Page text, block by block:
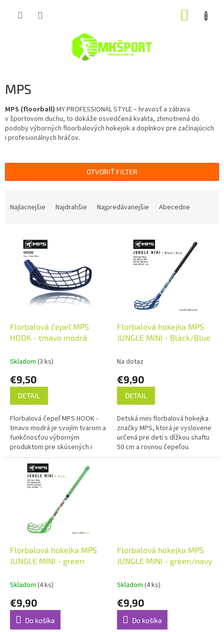
MPS
MPS (floorball) MY PROFESSIONAL STYLE – hravosť a zábava
v športovom duchu, to dokáže osvedčená kvalita, zhmotnená do
podoby výborných floorbalových hokejok a doplnkov pre začínajúcich
i profesionálnych hráčov.
OTVORIŤ FILTER
Najlacnejšie Najdrahšie Najpredávanejšie Abecedne
Florbalová čepeľ MPS
HOOK - tmavo modrá
Skladom (3 ks)
€9,50
DETAIL
Florbalová čepeľ MPS HOOK -
tmavo modrá je svojím tvarom a
funkčnosťou výborným
produktom pre skúsených i
začínajúcich hráčov florbalu.
Florbalová hokejka MPS
JUNGLE MINI - Black/Blue
Na dotaz
€9,90
DETAIL
Detská mini florbalová hokejka
značky MPS, ktorá je vyslovene
určená pre deti s dĺžkou shaftu
50 cm a rovnou čepeľou.
Florbalová hokejka MPS
JUNGLE MINI - green
Skladom (4 ks)
€9,90
Do košíka
Florbalová hokejka MPS
JUNGLE MINI - green/navy
Skladom (4 ks)
€9,90
Do košíka